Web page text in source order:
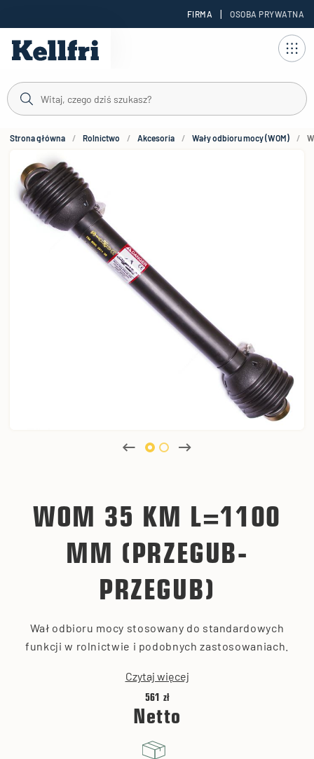
FIRMA | OSOBA PRYWATNA
Strona główna Rolnictwo Akcesoria Wały odbioru mocy (WOM)
WOM 35 KM L=1100
MM (PRZEGUB-
PRZEGUB)
Wał odbioru mocy stosowany do standardowych
funkcji w rolnictwie i podobnych zastosowaniach.
Czytaj więcej
561 zł
Netto